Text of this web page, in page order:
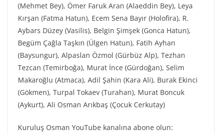
(Mehmet Bey), Ömer Faruk Aran (Alaeddin Bey), Leya
Kırşan (Fatma Hatun), Ecem Sena Bayır (Holofira), R.
Aybars Düzey (Vasilis), Belgin Şimşek (Gonca Hatun),
Begüm Çağla Taşkın (Ülgen Hatun), Fatih Ayhan
(Baysungur), Alpaslan Özmol (Gürbüz Alp), Tezhan
Tezcan (Temirboğa), Murat İnce (Gürdoğan), Selim
Makaroğlu (Atmaca), Adil Şahin (Kara Ali), Burak Ekinci
(Gökmen), Turpal Tokaev (Turahan), Murat Boncuk
(Aykurt), Ali Osman Arıkbaş (Çocuk Cerkutay)
Kuruluş Osman YouTube kanalına abone olun: